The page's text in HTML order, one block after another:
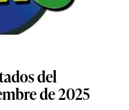
del
de 2025